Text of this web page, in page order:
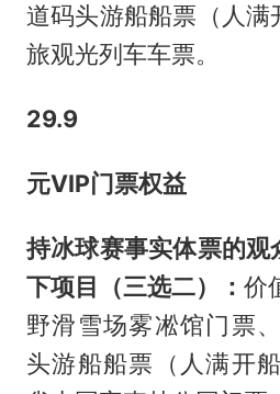
道码头游船船票（人满
旅观光列车车票。
29.9
元VIP门票权益
持冰球赛事实体票的观
下项目（三选二）：价
野滑雪场雾凇馆门票
头游船船票（人满开